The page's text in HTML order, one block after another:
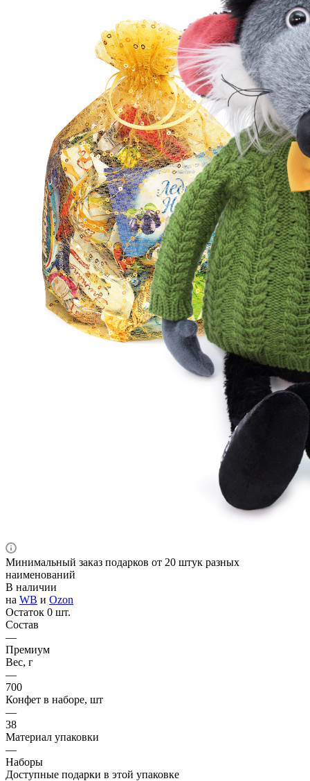
Минимальный заказ подарков от 20 штук разных
наименований
В наличии
на WB и Ozon
Остаток 0 шт.
Состав
—
Премиум
Вес, г
—
700
Конфет в наборе, шт
—
38
Материал упаковки
—
Наборы
Доступные подарки в этой упаковке